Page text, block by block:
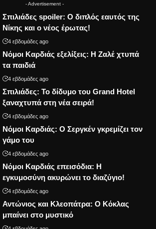
- Advertisement -
Σπιλιάδες spoiler: Ο διπλός εαυτός της
Νίκης και ο νέος έρωτας!
4 εβδομάδες ago
Νόμοι Καρδιάς εξελίξεις: Η Ζαλέ χτυπά
τα παιδιά
4 εβδομάδες ago
Σπιλιάδες: Το δίδυμο του Grand Hotel
ξαναχτυπά στη νέα σειρά!
4 εβδομάδες ago
Νόμοι Καρδιάς: Ο Σεργκέν γκρεμίζει τον
γάμο του
4 εβδομάδες ago
Νόμοι Καρδιάς επεισόδια: Η
εγκυμοσύνη ακυρώνει το διαζύγιο!
4 εβδομάδες ago
Αντώνιος και Κλεοπάτρα: Ο Κόκλας
μπαίνει στο μυστικό